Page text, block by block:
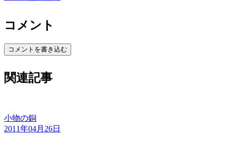
コメント
コメントを書き込む
関連記事
小物の銅
2011年04月26日